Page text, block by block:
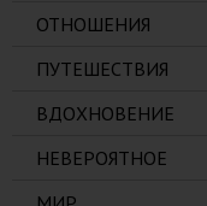
ОТНОШЕНИЯ
ПУТЕШЕСТВИЯ
ВДОХНОВЕНИЕ
НЕВЕРОЯТНОЕ